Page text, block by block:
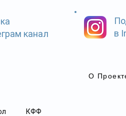
канал
в
О
КФФ